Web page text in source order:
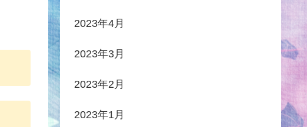
2023年4月
2023年3月
2023年2月
2023年1月